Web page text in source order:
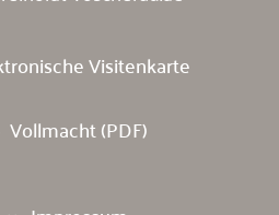
Visitenkarte
Vollmacht (PDF)